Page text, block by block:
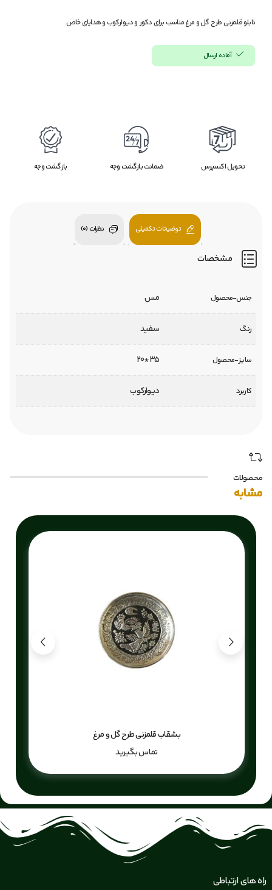
تابلو قلمزنی طرح گل و مرغ مناسب برای دکور و دیوارکوب و هدایای خاص.
آماده ارسال
تحویل اکسپرس ضمانت بازگشت وجه بازگشت وجه
توضیحات تکمیلی نظرات (0)
مشخصات
جنس-محصول مس
رنگ سفید
سایز-محصول 35*20
کاربرد دیوارکوب
محصولات
مشابه
بشقاب قلمزنی طرح گل و مرغ
تماس بگیرید
راه های ارتباطی